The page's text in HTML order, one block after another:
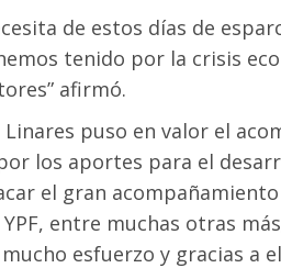
de estos días de
tenido por la crisis
afirmó.
Linares puso en valor el
los aportes para el
el gran
YPF, entre muchas otras
esfuerzo y gracias a